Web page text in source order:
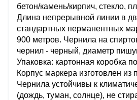
бетон/камень/кирпич, стекло,
Длина непрерывной линии в
стандартных перманентных
900 метров. Чернила на
чернил - черный, диаметр
Упаковка: картонная коробка
Корпус маркера изготовлен из
Чернила устойчивы к
(дождь, туман, солнце), не